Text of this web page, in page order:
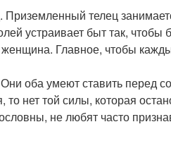
Приземленный телец
устраивает быт так,
женщина. Главное, чтобы
оба умеют ставить перед
то нет той силы, которая
не любят часто